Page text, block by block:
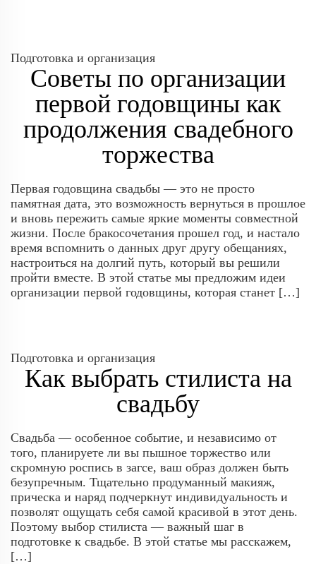
Подготовка и организация
Советы по организации
первой годовщины как
продолжения свадебного
торжества
Первая годовщина свадьбы — это не просто
памятная дата, это возможность вернуться в прошлое
и вновь пережить самые яркие моменты совместной
жизни. После бракосочетания прошел год, и настало
время вспомнить о данных друг другу обещаниях,
настроиться на долгий путь, который вы решили
пройти вместе. В этой статье мы предложим идеи
организации первой годовщины, которая станет […]
Подготовка и организация
Как выбрать стилиста на
свадьбу
Свадьба — особенное событие, и независимо от
того, планируете ли вы пышное торжество или
скромную роспись в загсе, ваш образ должен быть
безупречным. Тщательно продуманный макияж,
прическа и наряд подчеркнут индивидуальность и
позволят ощущать себя самой красивой в этот день.
Поэтому выбор стилиста — важный шаг в
подготовке к свадьбе. В этой статье мы расскажем,
[…]